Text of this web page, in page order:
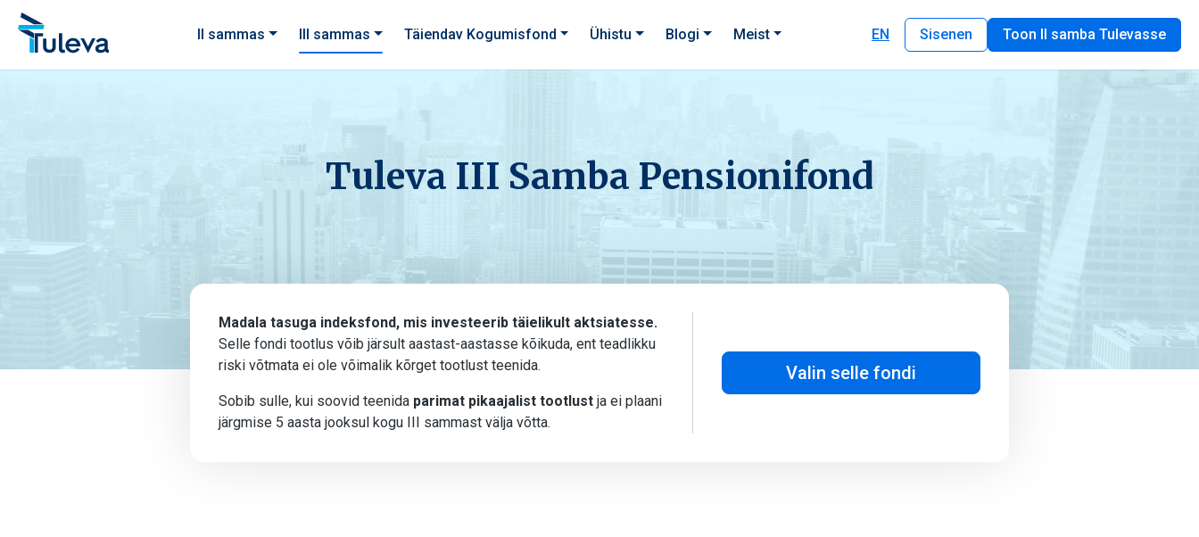
Liigu edasi sisu juurde
II sammas
III sammas Täiendav Kogumisfond Ühistu Blogi Meist EN Sisenen Toon II samba Tulevasse
Tuleva III Samba Pensionifond
Madala tasuga indeksfond, mis investeerib täielikult aktsiatesse.
Selle fondi tootlus võib järsult aastast-aastasse kõikuda, ent teadlikku
riski võtmata ei ole võimalik kõrget tootlust teenida.
Sobib sulle, kui soovid teenida parimat pikaajalist tootlust ja ei plaani
järgmise 5 aasta jooksul kogu III sammast välja võtta.
Valin selle fondi